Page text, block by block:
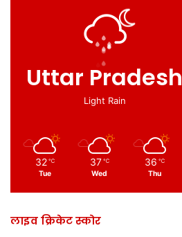
Uttar Pradesh
Light Rain
32 ℃
Tue
37 ℃
Wed
36 ℃
Thu
लाइव क्रिकेट स्कोर